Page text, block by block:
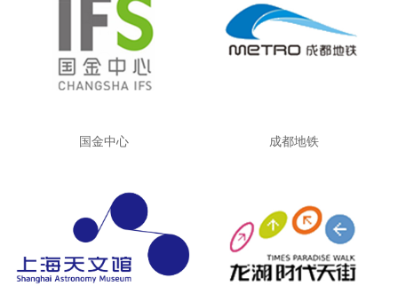
国金中心 成都地铁